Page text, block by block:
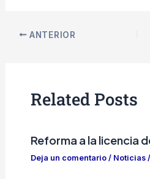
ANTERIOR
Related Posts
Reforma a la licencia
Deja un comentario / Noticias/